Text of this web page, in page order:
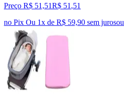
Preço R$ 51,51R$ 51 ,51
no Pix Ou 1x de R$ 59,90 sem jurosou